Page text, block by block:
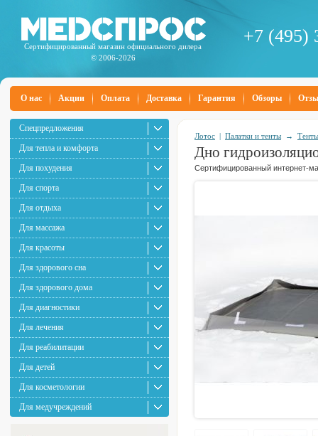
Сертифицированный магазин официального дилера
© 2006-2026
+7 (495)
О нас Акции Оплата Доставка Гарантия Обзоры
Спецпредложения
Для тепла и комфорта
Для похудения
Для спорта
Для отдыха
Для массажа
Для красоты
Для здорового сна
Для здорового дома
Для диагностики
Для лечения
Для реабилитации
Для детей
Для косметологии
Для медучреждений
Лотос | Палатки и тенты →
Дно
Сертифицированный интернет-